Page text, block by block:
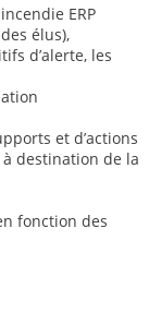
ERP
élus),
d’alerte, les
et d’actions
destination de la
fonction des